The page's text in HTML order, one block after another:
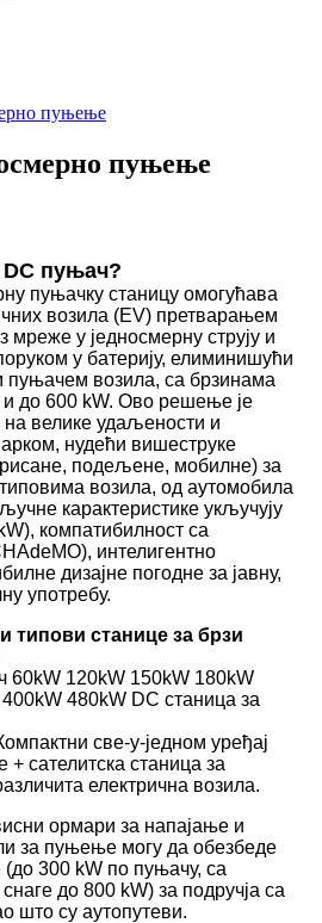
пуњење
пуњење
пуњач?
пуњачку станицу омогућава
возила (EV) претварањем
мреже у једносмерну струју и
у батерију, елиминишући
пуњачем возила, са брзинама
до 600 kW. Ово решење је
велике удаљености и
нудећи вишеструке
подељене, мобилне) за
возила, од аутомобила
карактеристике укључују
компатибилност са
интелигентно
дизајне погодне за јавну,
употребу.
типови станице за брзи
60kW 120kW 150kW 180kW
480kW DC станица за
све-у-једном уређај
+ сателитска станица за
електрична возила.
ормари за напајање и
за пуњење могу да обезбеде
300 kW по пуњачу, са
до 800 kW) за подручја са
што су аутопутеви.